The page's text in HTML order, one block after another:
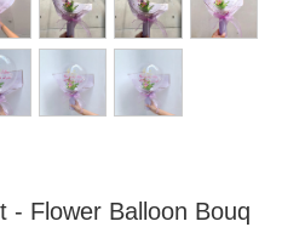
- Flower Balloon Bouq